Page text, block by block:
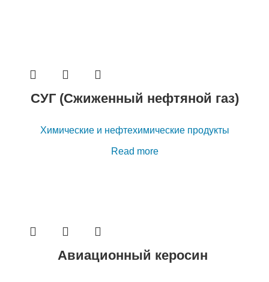
СУГ (Сжиженный нефтяной газ)
Химические и нефтехимические продукты
Read more
Авиационный керосин